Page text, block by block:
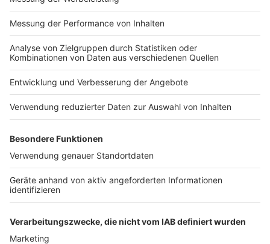
werden.
Aber Arndt Kempgens fügt hinzu, dass auch zuhause
ab 35 Grad das Arbeiten eingestellt werden sollte:
"Wenn man alle zumutbaren Maßnahmen ergriffen hat,
funktioniert einfach nicht, muss man auch mit dem
Chef oder der Chefin Kontakt aufnehmen und das
Problem besprechen. Vielleicht kann man die
Arbeitszeiten dann auch verschieben." Grundsätzlich
Arbeit beenden, weil zuhause 35 Grad plus herrschen,
gingen aber selbstverständlich auch nicht, so
Kempgens.
Anzeige